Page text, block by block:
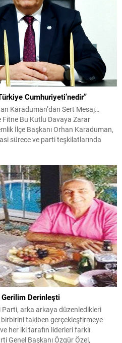
Cumhuriyeti’nedir”
Karaduman’dan Sert Mesaj…
Fitne Bu Kutlu Davaya Zarar
İlçe Başkanı Orhan Karaduman,
sürece ve parti teşkilatlarında
terörle mücadele, milli...
Derinleşti
arka arkaya düzenledikleri
birbirini takiben gerçekleştirmeye
her iki tarafın liderleri farklı
Genel Başkanı Özgür Özel,